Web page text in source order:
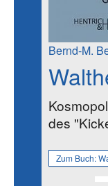
Bernd-M.
des
Zum Buch: